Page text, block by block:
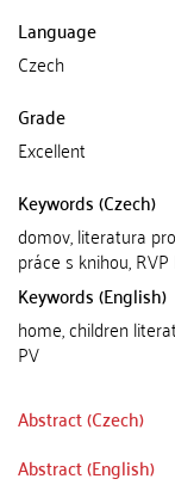
Language
Czech
Grade
Excellent
Keywords (Czech)
domov, literatura
práce s knihou, RVP
Keywords (English)
home, children
PV
Abstract (Czech)
Abstract (English)